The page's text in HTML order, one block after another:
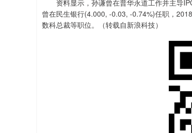
资料显示，孙谦曾在普华永道工作并主导
曾在民生银行(4.000, -0.03, -0.74%)任职，
数科总裁等职位。（转载自新浪科技）